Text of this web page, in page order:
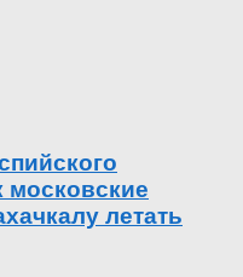
московские
летать